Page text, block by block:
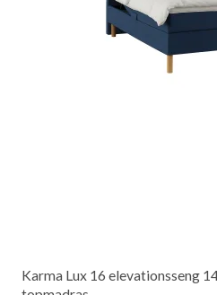
Karma Lux 16 elevationsseng